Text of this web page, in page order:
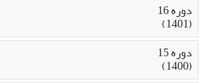
دوره 16
(1401)
دوره 15
(1400)